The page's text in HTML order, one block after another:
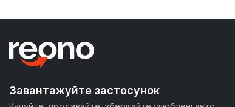
Завантажуйте застосунок